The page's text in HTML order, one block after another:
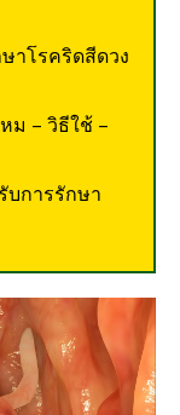
าโรคริดสีดวง
ม – วิธีใช้ –
บการรักษา